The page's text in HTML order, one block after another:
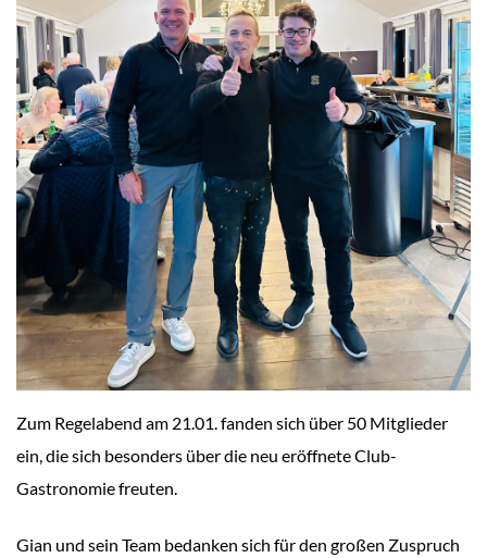
Zum Regelabend am 21.01. fanden sich über 50 Mitglieder
ein, die sich besonders über die neu eröffnete Club-
Gastronomie freuten.
Gian und sein Team bedanken sich für den großen Zuspruch